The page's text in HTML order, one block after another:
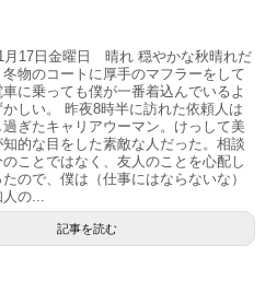
17日金曜日 晴れ 穏やかな秋晴れだ
物のコートに厚手のマフラーをして
に乗っても僕が一番着込んでいるよ
かしい。 昨夜8時半に訪れた依頼人は
過ぎたキャリアウーマン。けっして美
知的な目をした素敵な人だった。相談
ことではなく、友人のことを心配し
ので、僕は（仕事にはならないな）
人の...
記事を読む